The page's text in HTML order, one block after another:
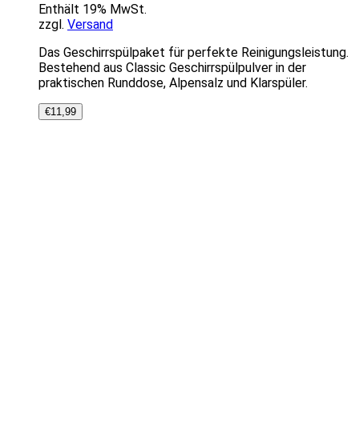
Enthält 19% MwSt.
zzgl. Versand
Das Geschirrspülpaket für perfekte Reinigungsleistung.
Bestehend aus Classic Geschirrspülpulver in der
praktischen Runddose, Alpensalz und Klarspüler.
€11,99